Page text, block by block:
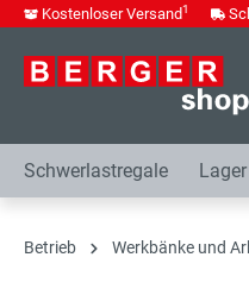
Zur Hauptnavigation
Kostenloser Versand1
Schwerlastregale Lager
Betrieb Werkbänke und